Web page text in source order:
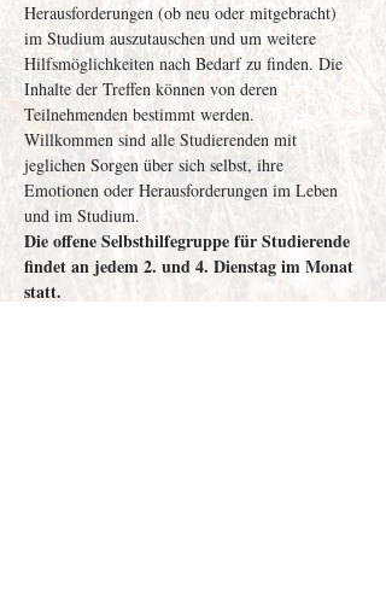
Herausforderungen (ob neu oder mitgebracht)
im Studium auszutauschen und um weitere
Hilfsmöglichkeiten nach Bedarf zu finden. Die
Inhalte der Treffen können von deren
Teilnehmenden bestimmt werden.
Willkommen sind alle Studierenden mit
jeglichen Sorgen über sich selbst, ihre
Emotionen oder Herausforderungen im Leben
und im Studium.
Die offene Selbsthilfegruppe für Studierende
findet an jedem 2. und 4. Dienstag im Monat
statt.